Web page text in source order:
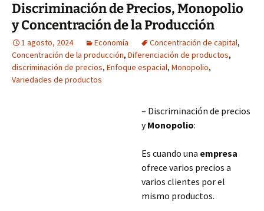
Discriminación de Precios, Monopolio
y Concentración de la Producción
1 agosto, 2024 Economía Concentración de capital,
Concentración de la producción, Diferenciación de productos,
discriminación de precios, Enfoque espacial, Monopolio,
Variedades de productos
– Discriminación de precios
yMonopolio:
Es cuando una empresa
ofrece varios precios a
varios clientes por el
mismo productos.